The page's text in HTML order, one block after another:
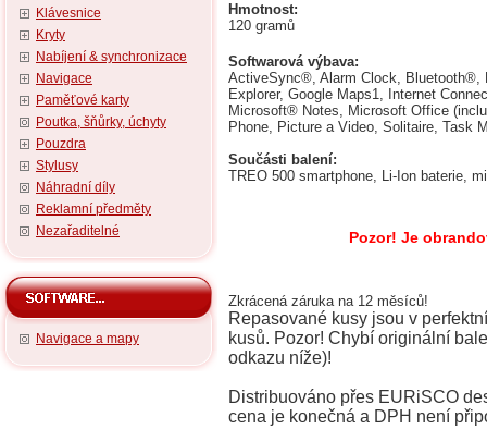
Klávesnice
Kryty
Nabíjení & synchronizace
Navigace
Paměťové karty
Poutka, šňůrky, úchyty
Pouzdra
Stylusy
Náhradní díly
Reklamní předměty
Nezařaditelné
Navigace a mapy
Hmotnost:
120 gramů
Softwarová výbava:
ActiveSync®, Alarm Clock, Bluetooth®,
Explorer, Google Maps1, Internet
Microsoft® Notes, Microsoft Office
Phone, Picture a Video, Solitaire, Task
Součásti balení:
TREO 500 smartphone, Li-Ion baterie,
Pozor! Je
Zkrácená záruka na 12 měsíců!
Repasované kusy jsou v
kusů. Pozor! Chybí originální
odkazu níže)!
Distribuováno přes EURiSCO
cena je konečná a DPH není